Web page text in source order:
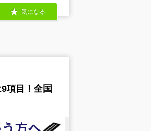
気になる
項目！全国